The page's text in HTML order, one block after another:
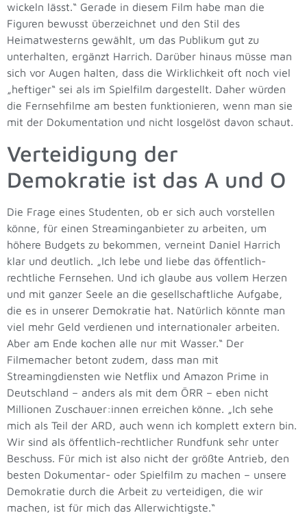
wickeln lässt.“ Gerade in diesem Film habe man die
Figuren bewusst überzeichnet und den Stil des
Heimatwesterns gewählt, um das Publikum gut zu
unterhalten, ergänzt Harrich. Darüber hinaus müsse man
sich vor Augen halten, dass die Wirklichkeit oft noch viel
„heftiger“ sei als im Spielfilm dargestellt. Daher würden
die Fernsehfilme am besten funktionieren, wenn man sie
mit der Dokumentation und nicht losgelöst davon schaut.
Verteidigung der
Demokratie ist das A und O
Die Frage eines Studenten, ob er sich auch vorstellen
könne, für einen Streaminganbieter zu arbeiten, um
höhere Budgets zu bekommen, verneint Daniel Harrich
klar und deutlich. „Ich lebe und liebe das öffentlich-
rechtliche Fernsehen. Und ich glaube aus vollem Herzen
und mit ganzer Seele an die gesellschaftliche Aufgabe,
die es in unserer Demokratie hat. Natürlich könnte man
viel mehr Geld verdienen und internationaler arbeiten.
Aber am Ende kochen alle nur mit Wasser.“ Der
Filmemacher betont zudem, dass man mit
Streamingdiensten wie Netflix und Amazon Prime in
Deutschland – anders als mit dem ÖRR – eben nicht
Millionen Zuschauer:innen erreichen könne. „Ich sehe
mich als Teil der ARD, auch wenn ich komplett extern bin.
Wir sind als öffentlich-rechtlicher Rundfunk sehr unter
Beschuss. Für mich ist also nicht der größte Antrieb, den
besten Dokumentar- oder Spielfilm zu machen – unsere
Demokratie durch die Arbeit zu verteidigen, die wir
machen, ist für mich das Allerwichtigste.“